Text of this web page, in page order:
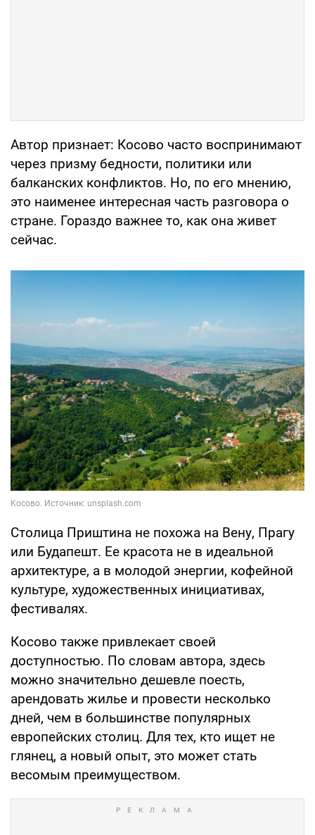
Автор признает: Косово часто воспринимают
через призму бедности, политики или
балканских конфликтов. Но, по его мнению,
это наименее интересная часть разговора о
стране. Гораздо важнее то, как она живет
сейчас.
Столица Приштина не похожа на Вену, Прагу
или Будапешт. Ее красота не в идеальной
архитектуре, а в молодой энергии, кофейной
культуре, художественных инициативах,
фестивалях.
Косово также привлекает своей
доступностью. По словам автора, здесь
можно значительно дешевле поесть,
арендовать жилье и провести несколько
дней, чем в большинстве популярных
европейских столиц. Для тех, кто ищет не
глянец, а новый опыт, это может стать
весомым преимуществом.